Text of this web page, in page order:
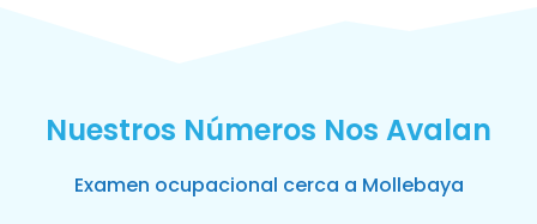
Nuestros Números Nos Avalan
Examen ocupacional cerca a Mollebaya